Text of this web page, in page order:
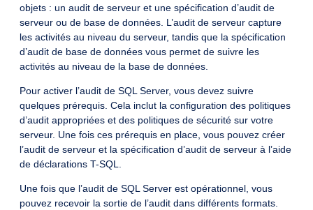
objets : un audit de serveur et une spécification d’audit de
serveur ou de base de données. L’audit de serveur capture
les activités au niveau du serveur, tandis que la spécification
d’audit de base de données vous permet de suivre les
activités au niveau de la base de données.
Pour activer l’audit de SQL Server, vous devez suivre
quelques prérequis. Cela inclut la configuration des politiques
d’audit appropriées et des politiques de sécurité sur votre
serveur. Une fois ces prérequis en place, vous pouvez créer
l’audit de serveur et la spécification d’audit de serveur à l’aide
de déclarations T-SQL.
Une fois que l’audit de SQL Server est opérationnel, vous
pouvez recevoir la sortie de l’audit dans différents formats.